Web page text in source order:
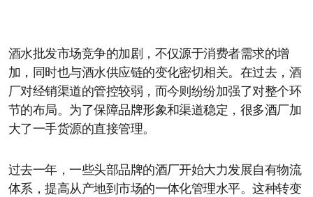
酒水批发市场竞争的加剧，不仅源于消费者需求的增
加，同时也与酒水供应链的变化密切相关。在过去，酒
厂对经销渠道的管控较弱，而今则纷纷加强了对整个环
节的布局。为了保障品牌形象和渠道稳定，很多酒厂加
大了一手货源的直接管理。
过去一年，一些头部品牌的酒厂开始大力发展自有物流
体系，提高从产地到市场的一体化管理水平。这种转变